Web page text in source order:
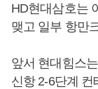
HD현대삼호는
맺고 일부 항만
앞서 현대힘스
신항 2-6단계